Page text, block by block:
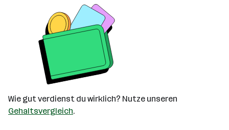
Wie gut verdienst du wirklich? Nutze unseren
Gehaltsvergleich.